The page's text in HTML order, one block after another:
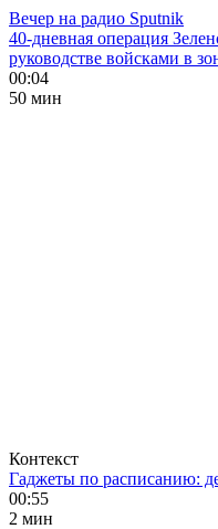
Вечер на радио Sputnik
40-дневная операция
руководстве войсками в
00:04
50 мин
Контекст
Гаджеты по расписанию:
00:55
2 мин